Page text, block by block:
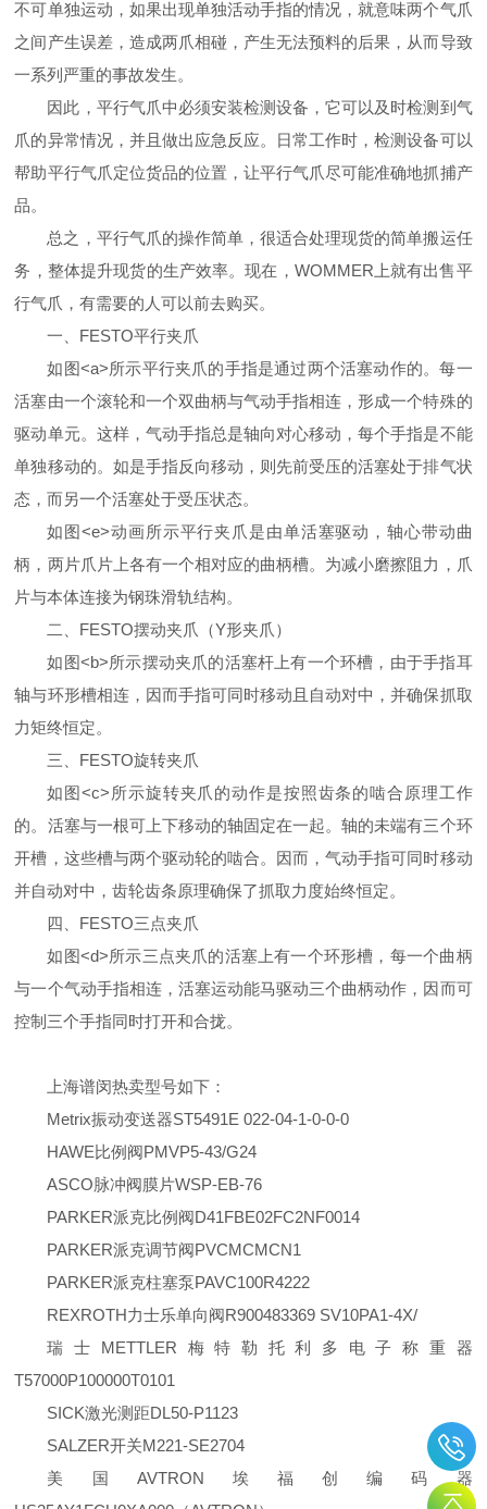
不可单独运动，如果出现单独活动手指的情况，就意味两个气爪
之间产生误差，造成两爪相碰，产生无法预料的后果，从而导致
一系列严重的事故发生。
因此，平行气爪中必须安装检测设备，它可以及时检测到气
爪的异常情况，并且做出应急反应。日常工作时，检测设备可以
帮助平行气爪定位货品的位置，让平行气爪尽可能准确地抓捕产
品。
总之，平行气爪的操作简单，很适合处理现货的简单搬运任
务，整体提升现货的生产效率。现在，WOMMER上就有出售平
行气爪，有需要的人可以前去购买。
一、FESTO平行夹爪
如图<a>所示平行夹爪的手指是通过两个活塞动作的。每一
活塞由一个滚轮和一个双曲柄与气动手指相连，形成一个特殊的
驱动单元。这样，气动手指总是轴向对心移动，每个手指是不能
单独移动的。如是手指反向移动，则先前受压的活塞处于排气状
态，而另一个活塞处于受压状态。
如图<e>动画所示平行夹爪是由单活塞驱动，轴心带动曲
柄，两片爪片上各有一个相对应的曲柄槽。为减小磨擦阻力，爪
片与本体连接为钢珠滑轨结构。
二、FESTO摆动夹爪（Y形夹爪）
如图<b>所示摆动夹爪的活塞杆上有一个环槽，由于手指耳
轴与环形槽相连，因而手指可同时移动且自动对中，并确保抓取
力矩终恒定。
三、FESTO旋转夹爪
如图<c>所示旋转夹爪的动作是按照齿条的啮合原理工作
的。活塞与一根可上下移动的轴固定在一起。轴的未端有三个环
开槽，这些槽与两个驱动轮的啮合。因而，气动手指可同时移动
并自动对中，齿轮齿条原理确保了抓取力度始终恒定。
四、FESTO三点夹爪
如图<d>所示三点夹爪的活塞上有一个环形槽，每一个曲柄
与一个气动手指相连，活塞运动能马驱动三个曲柄动作，因而可
控制三个手指同时打开和合拢。
上海谱闵热卖型号如下：
Metrix振动变送器ST5491E 022-04-1-0-0-0
HAWE比例阀PMVP5-43/G24
ASCO脉冲阀膜片WSP-EB-76
PARKER派克比例阀D41FBE02FC2NF0014
PARKER派克调节阀PVCMCMCN1
PARKER派克柱塞泵PAVC100R4222
REXROTH力士乐单向阀R900483369 SV10PA1-4X/
瑞士METTLER梅特勒托利多电子称重器
T57000P100000T0101
SICK激光测距DL50-P1123
SALZER开关M221-SE2704
美国AVTRON埃福创编码器